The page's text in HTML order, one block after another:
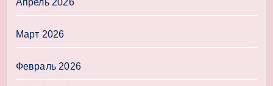
Март 2026
Февраль 2026